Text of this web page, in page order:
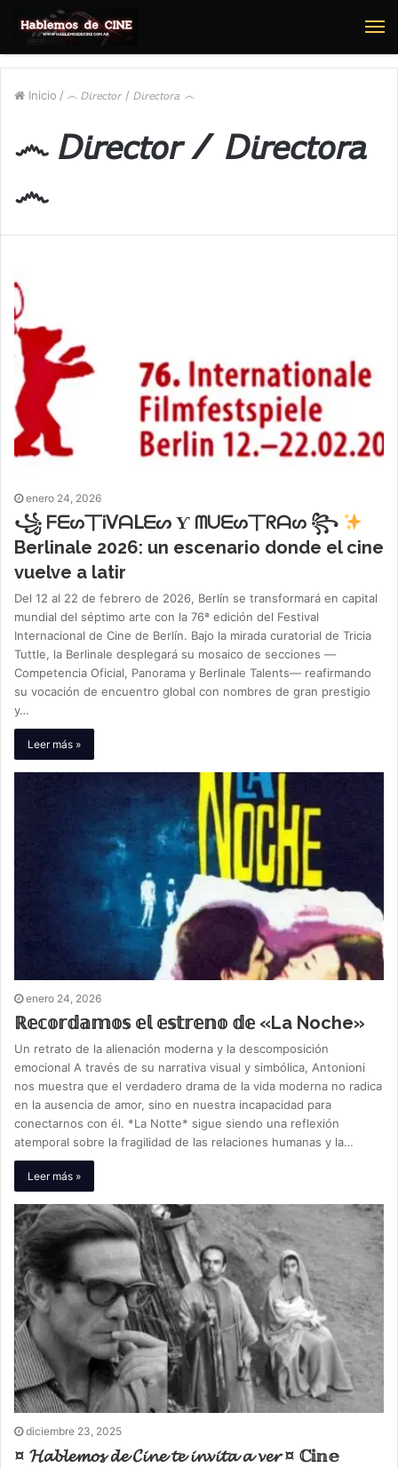
Inicio / ෴ 𝘋𝘪𝘳𝘦𝘤𝘵𝘰𝘳 / 𝘋𝘪𝘳𝘦𝘤𝘵𝘰𝘳𝘢 ෴
෴ 𝘋𝘪𝘳𝘦𝘤𝘵𝘰𝘳 / 𝘋𝘪𝘳𝘦𝘤𝘵𝘰𝘳𝘢
෴
enero 24, 2026
꧁ ᖴᗴᔕ丅Ꭵᐯᗩᒪᗴᔕ Ƴ ᗰᑌᗴᔕ丅ᖇᗩᔕ ꧂
Berlinale 2026: un escenario donde el cine
vuelve a latir
Del 12 al 22 de febrero de 2026, Berlín se transformará en capital
mundial del séptimo arte con la 76ª edición del Festival
Internacional de Cine de Berlín. Bajo la mirada curatorial de Tricia
Tuttle, la Berlinale desplegará su mosaico de secciones —
Competencia Oficial, Panorama y Berlinale Talents— reafirmando
su vocación de encuentro global con nombres de gran prestigio
y…
Leer más »
enero 24, 2026
ℝ𝕖𝕔𝕠𝕣𝕕𝕒𝕞𝕠𝕤 𝕖𝕝 𝕖𝕤𝕥𝕣𝕖𝕟𝕠 𝕕𝕖 «La Noche»
Un retrato de la alienación moderna y la descomposición
emocional A través de su narrativa visual y simbólica, Antonioni
nos muestra que el verdadero drama de la vida moderna no radica
en la ausencia de amor, sino en nuestra incapacidad para
conectarnos con él. *La Notte* sigue siendo una reflexión
atemporal sobre la fragilidad de las relaciones humanas y la…
Leer más »
diciembre 23, 2025
¤ 𝓗𝓪𝓫𝓵𝓮𝓶𝓸𝓼 𝓭𝓮 𝓒𝓲𝓷𝓮 𝓽𝓮 𝓲𝓷𝓿𝓲𝓽𝓪 𝓪 𝓿𝓮𝓻 ¤ ℂ𝕚𝕟𝕖